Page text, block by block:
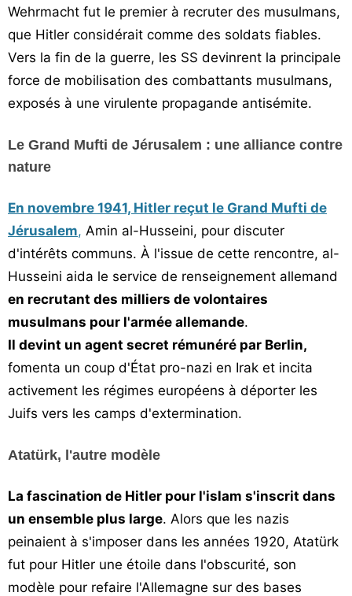
Wehrmacht fut le premier à recruter des musulmans,
que Hitler considérait comme des soldats fiables.
Vers la fin de la guerre, les SS devinrent la principale
force de mobilisation des combattants musulmans,
exposés à une virulente propagande antisémite.
Le Grand Mufti de Jérusalem : une alliance contre
nature
En novembre 1941, Hitler reçut le Grand Mufti de
Jérusalem, Amin al-Husseini, pour discuter
d'intérêts communs. À l'issue de cette rencontre, al-
Husseini aida le service de renseignement allemand
en recrutant des milliers de volontaires
musulmans pour l'armée allemande.
Il devint un agent secret rémunéré par Berlin,
fomenta un coup d'État pro-nazi en Irak et incita
activement les régimes européens à déporter les
Juifs vers les camps d'extermination.
Atatürk, l'autre modèle
La fascination de Hitler pour l'islam s'inscrit dans
un ensemble plus large. Alors que les nazis
peinaient à s'imposer dans les années 1920, Atatürk
fut pour Hitler une étoile dans l'obscurité, son
modèle pour refaire l'Allemagne sur des bases